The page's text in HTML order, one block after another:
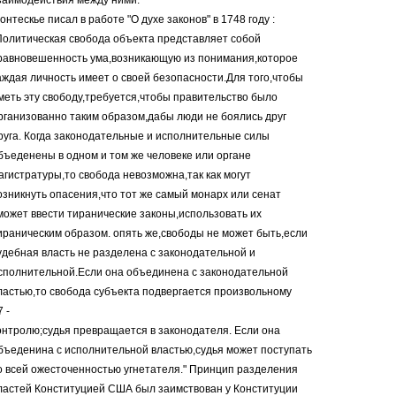
писал в работе "О духе законов" в 1748 году :
свобода объекта представляет собой
ума,возникающую из понимания,которое
личность имеет о своей безопасности.Для того,чтобы
эту свободу,требуется,чтобы правительство было
таким образом,дабы люди не боялись друг
Когда законодательные и исполнительные силы
в одном и том же человеке или органе
свобода невозможна,так как могут
опасения,что тот же самый монарх или сенат
ввести тиранические законы,использовать их
образом. опять же,свободы не может быть,если
власть не разделена с законодательной и
она объединена с законодательной
свобода субъекта подвергается произвольному
-
превращается в законодателя. Если она
с исполнительной властью,судья может поступать
всей ожесточенностью угнетателя." Принцип разделения
Конституцией США был заимствован у Конституции